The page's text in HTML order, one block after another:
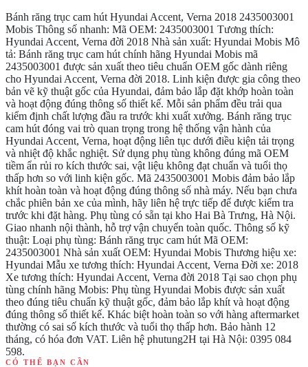
Bánh răng trục cam hút Hyundai Accent, Verna 2018 2435003001
Mobis Thông số nhanh: Mã OEM: 2435003001 Tương thích:
Hyundai Accent, Verna đời 2018 Nhà sản xuất: Hyundai Mobis Mô
tả: Bánh răng trục cam hút chính hãng Hyundai Mobis mã
2435003001 được sản xuất theo tiêu chuẩn OEM gốc dành riêng
cho Hyundai Accent, Verna đời 2018. Linh kiện được gia công theo
bản vẽ kỹ thuật gốc của Hyundai, đảm bảo lắp đặt khớp hoàn toàn
và hoạt động đúng thông số thiết kế. Mỗi sản phẩm đều trải qua
kiểm định chất lượng đầu ra trước khi xuất xưởng. Bánh răng trục
cam hút đóng vai trò quan trọng trong hệ thống vận hành của
Hyundai Accent, Verna, hoạt động liên tục dưới điều kiện tải trọng
và nhiệt độ khắc nghiệt. Sử dụng phụ tùng không đúng mã OEM
tiềm ẩn rủi ro kích thước sai, vật liệu không đạt chuẩn và tuổi thọ
thấp hơn so với linh kiện gốc. Mã 2435003001 Mobis đảm bảo lắp
khít hoàn toàn và hoạt động đúng thông số nhà máy. Nếu bạn chưa
chắc phiên bản xe của mình, hãy liên hệ trực tiếp để được kiểm tra
trước khi đặt hàng. Phụ tùng có sẵn tại kho Hai Bà Trưng, Hà Nội.
Giao nhanh nội thành, hỗ trợ vận chuyển toàn quốc. Thông số kỹ
thuật: Loại phụ tùng: Bánh răng trục cam hút Mã OEM:
2435003001 Nhà sản xuất OEM: Hyundai Mobis Thương hiệu xe:
Hyundai Mẫu xe tương thích: Hyundai Accent, Verna Đời xe: 2018
Xe tương thích: Hyundai Accent, Verna đời 2018 Tại sao chọn phụ
tùng chính hãng Mobis: Phụ tùng Hyundai Mobis được sản xuất
theo đúng tiêu chuẩn kỹ thuật gốc, đảm bảo lắp khít và hoạt động
đúng thông số thiết kế. Khác biệt hoàn toàn so với hàng aftermarket
thường có sai số kích thước và tuổi thọ thấp hơn. Bảo hành 12
tháng, có hóa đơn VAT. Liên hệ phutung2H tại Hà Nội: 0395 084
598.
CÓ THỂ BẠN CẦN